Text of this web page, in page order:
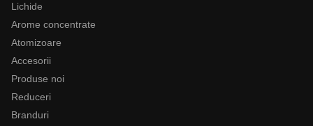
Lichide
Arome concentrate
Atomizoare
Accesorii
Produse noi
Reduceri
Branduri